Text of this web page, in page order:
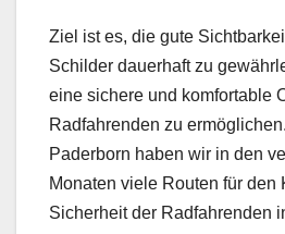
Ziel ist es, die gute
Schilder dauerhaft zu
eine sichere und komfortable
Radfahrenden zu
Paderborn haben wir in den
Monaten viele Routen für den
Sicherheit der Radfahrenden